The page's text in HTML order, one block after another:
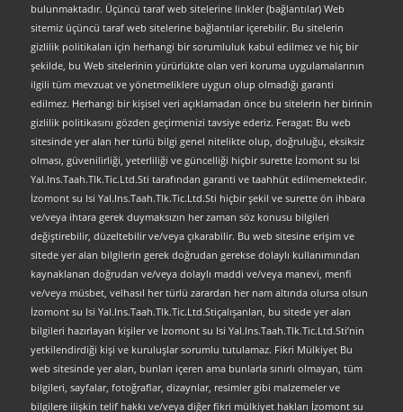
bulunmaktadır. Üçüncü taraf web sitelerine linkler (bağlantılar) Web
sitemiz üçüncü taraf web sitelerine bağlantılar içerebilir. Bu sitelerin
gizlilik politikaları için herhangi bir sorumluluk kabul edilmez ve hiç bir
şekilde, bu Web sitelerinin yürürlükte olan veri koruma uygulamalarının
ilgili tüm mevzuat ve yönetmeliklere uygun olup olmadığı garanti
edilmez. Herhangi bir kişisel veri açıklamadan önce bu sitelerin her birinin
gizlilik politikasını gözden geçirmenizi tavsiye ederiz. Feragat: Bu web
sitesinde yer alan her türlü bilgi genel nitelikte olup, doğruluğu, eksiksiz
olması, güvenilirliği, yeterliliği ve güncelliği hiçbir surette İzomont su Isi
Yal.Ins.Taah.Tlk.Tic.Ltd.Sti tarafından garanti ve taahhüt edilmemektedir.
İzomont su Isi Yal.Ins.Taah.Tlk.Tic.Ltd.Sti hiçbir şekil ve surette ön ihbara
ve/veya ihtara gerek duymaksızın her zaman söz konusu bilgileri
değiştirebilir, düzeltebilir ve/veya çıkarabilir. Bu web sitesine erişim ve
sitede yer alan bilgilerin gerek doğrudan gerekse dolaylı kullanımından
kaynaklanan doğrudan ve/veya dolaylı maddi ve/veya manevi, menfi
ve/veya müsbet, velhasıl her türlü zarardan her nam altında olursa olsun
İzomont su Isi Yal.Ins.Taah.Tlk.Tic.Ltd.Stiçalışanları, bu sitede yer alan
bilgileri hazırlayan kişiler ve İzomont su Isi Yal.Ins.Taah.Tlk.Tic.Ltd.Sti’nin
yetkilendirdiği kişi ve kuruluşlar sorumlu tutulamaz. Fikri Mülkiyet Bu
web sitesinde yer alan, bunları içeren ama bunlarla sınırlı olmayan, tüm
bilgileri, sayfalar, fotoğraflar, dizaynlar, resimler gibi malzemeler ve
bilgilere ilişkin telif hakkı ve/veya diğer fikri mülkiyet hakları İzomont su